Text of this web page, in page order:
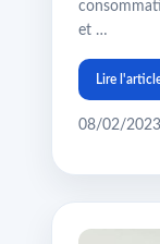
et …
Lire
08/02/2023